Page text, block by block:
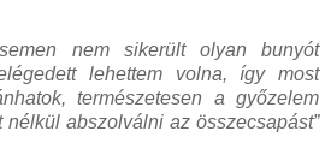
nem sikerült olyan bunyót
lehettem volna, így most
természetesen a győzelem
nélkül abszolválni az összecsapást”